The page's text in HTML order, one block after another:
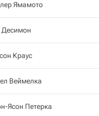
Ямамото
Десимон
Краус
Веймелка
Ясон Петерка